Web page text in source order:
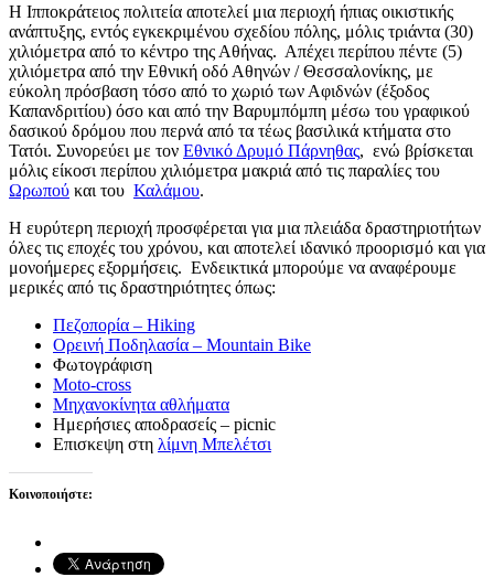
Η Ιπποκράτειος πολιτεία αποτελεί μια περιοχή ήπιας οικιστικής
ανάπτυξης, εντός εγκεκριμένου σχεδίου πόλης, μόλις τριάντα (30)
χιλιόμετρα από το κέντρο της Αθήνας. Απέχει περίπου πέντε (5)
χιλιόμετρα από την Εθνική οδό Αθηνών / Θεσσαλονίκης, με
εύκολη πρόσβαση τόσο από το χωριό των Αφιδνών (έξοδος
Καπανδριτίου) όσο και από την Βαρυμπόμπη μέσω του γραφικού
δασικού δρόμου που περνά από τα τέως βασιλικά κτήματα στο
Τατόι. Συνορεύει με τον Εθνικό Δρυμό Πάρνηθας, ενώ βρίσκεται
μόλις είκοσι περίπου χιλιόμετρα μακριά από τις παραλίες του
Ωρωπού και του Καλάμου.
Η ευρύτερη περιοχή προσφέρεται για μια πλειάδα δραστηριοτήτων
όλες τις εποχές του χρόνου, και αποτελεί ιδανικό προορισμό και για
μονοήμερες εξορμήσεις. Ενδεικτικά μπορούμε να αναφέρουμε
μερικές από τις δραστηριότητες όπως:
Πεζοπορία – Hiking
Ορεινή Ποδηλασία – Mountain Bike
Φωτογράφιση
Moto-cross
Μηχανοκίνητα αθλήματα
Ημερήσιες αποδρασείς – picnic
Επισκεψη στη λίμνη Μπελέτσι
Κοινοποιήστε: